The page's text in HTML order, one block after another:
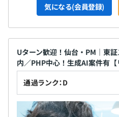
気になる(会員登録)
Uターン歓迎！仙台・PM｜東
内／PHP中心！生成AI案件有【
通過ランク：D